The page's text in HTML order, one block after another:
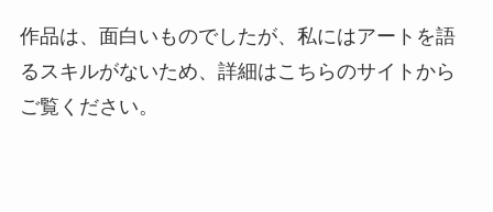
作品は、面白いものでしたが、私にはアートを語
るスキルがないため、詳細はこちらのサイトから
ご覧ください。